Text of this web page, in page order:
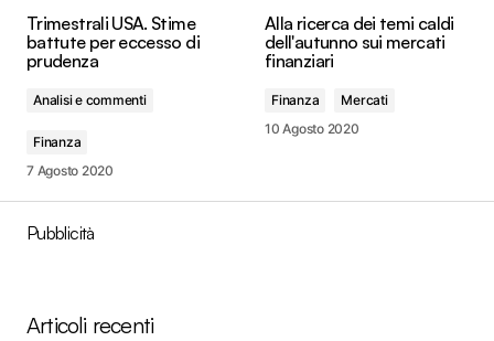
Trimestrali USA. Stime
battute per eccesso di
prudenza
Analisi e commenti
Finanza
7 Agosto 2020
Alla ricerca dei temi caldi
dell'autunno sui mercati
finanziari
Finanza
Mercati
10 Agosto 2020
Pubblicità
Articoli recenti